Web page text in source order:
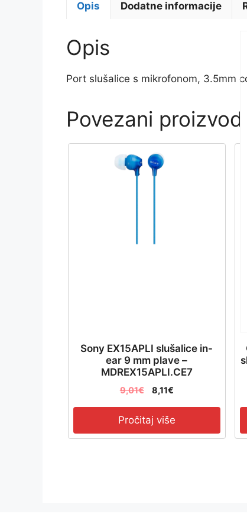
Opis Dodatne informacije
Opis
Port slušalice s mikrofonom, 3.5mm
Povezani proizvodi
Sony EX15APLI slušalice in-
ear 9 mm plave –
MDREX15APLI.CE7
9,01€ 8,11€
Pročitaj više